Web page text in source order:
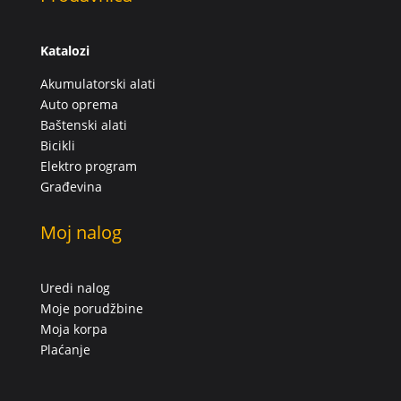
Katalozi
Akumulatorski alati
Auto oprema
Baštenski alati
Bicikli
Elektro program
Građevina
Moj nalog
Uredi nalog
Moje porudžbine
Moja korpa
Plaćanje